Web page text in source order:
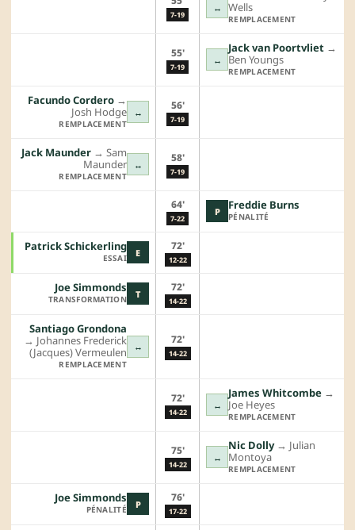
7-19
↔
Wells
REMPLACEMENT
55'
7-19
↔
Jack van Poortvliet →︎
Ben Youngs
REMPLACEMENT
↔
Facundo Cordero →︎
Josh Hodge
REMPLACEMENT
56'
7-19
↔
Jack Maunder →︎ Sam
Maunder
REMPLACEMENT
58'
7-19
64'
7-22
P Freddie Burns
PÉNALITÉ
E
Patrick Schickerling
ESSAI
72'
12-22
T
Joe Simmonds
TRANSFORMATION
72'
14-22
↔
Santiago Grondona
→︎ Johannes Frederick
(Jacques) Vermeulen
REMPLACEMENT
72'
14-22
72'
14-22
↔
James Whitcombe →︎
Joe Heyes
REMPLACEMENT
75'
14-22
↔
Nic Dolly→︎ Julian
Montoya
REMPLACEMENT
P
Joe Simmonds
PÉNALITÉ
76'
17-22